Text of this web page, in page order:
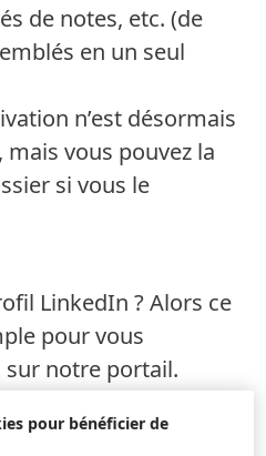
de notes, etc. (de
en un seul
n’est désormais
vous pouvez la
si vous le
LinkedIn ? Alors ce
pour vous
sur notre portail.
pour bénéficier de